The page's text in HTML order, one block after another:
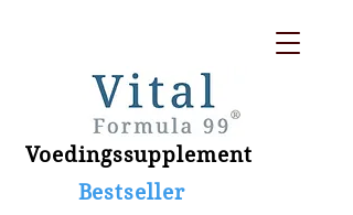
Voedingssupplement
​ Bestseller